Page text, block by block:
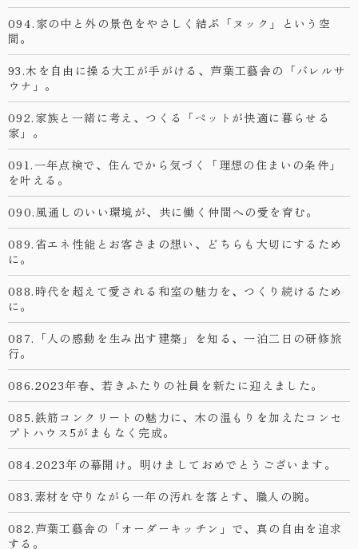
094.家の中と外の景色をやさしく結ぶ「ヌック」という空
間。
93.木を自由に操る大工が手がける、芦葉工藝舎の「バレルサ
ウナ」。
092.家族と一緒に考え、つくる「ペットが快適に暮らせる
家」。
091.一年点検で、住んでから気づく「理想の住まいの条件」
を叶える。
090.風通しのいい環境が、共に働く仲間への愛を育む。
089.省エネ性能とお客さまの想い、どちらも大切にするため
に。
088.時代を超えて愛される和室の魅力を、つくり続けるため
に。
087.「人の感動を生み出す建築」を知る、一泊二日の研修旅
行。
086.2023年春、若きふたりの社員を新たに迎えました。
085.鉄筋コンクリートの魅力に、木の温もりを加えたコンセ
プトハウス5がまもなく完成。
084.2023年の幕開け。明けましておめでとうございます。
083.素材を守りながら一年の汚れを落とす、職人の腕。
082.芦葉工藝舎の「オーダーキッチン」で、真の自由を追求
する。